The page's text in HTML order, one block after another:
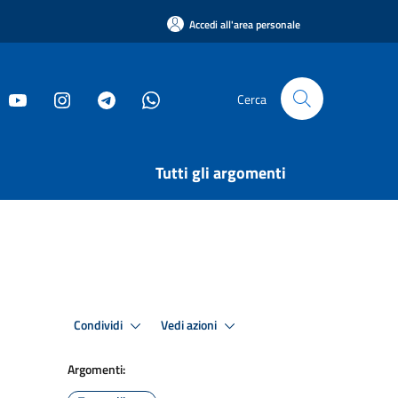
Accedi all'area personale
Cerca
Tutti gli argomenti
Condividi Vedi azioni
Argomenti: